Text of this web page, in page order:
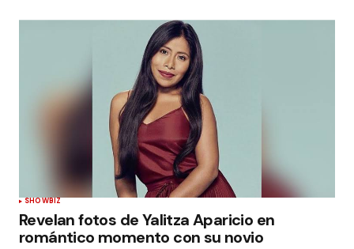
SHOWBIZ
Revelan fotos de Yalitza Aparicio en
romántico momento con su novio